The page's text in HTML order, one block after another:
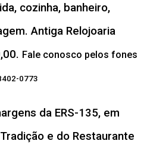
cozinha, banheiro,
Antiga Relojoaria
Fale conosco pelos fones
0773
da ERS-135, em
e do Restaurante